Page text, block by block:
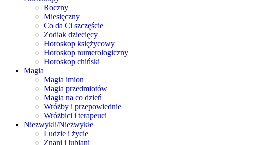
Roczny
Miesięczny
Co da Ci szczęście
Zodiak dziecięcy
Horoskop księżycowy
Horoskop numerologiczny
Horoskop chiński
Magia
Magia imion
Magia przedmiotów
Magia na co dzień
Wróżby i przepowiednie
Wróżbici i terapeuci
Niezwykli/Niezwykłe
Ludzie i życie
Znani i lubiani